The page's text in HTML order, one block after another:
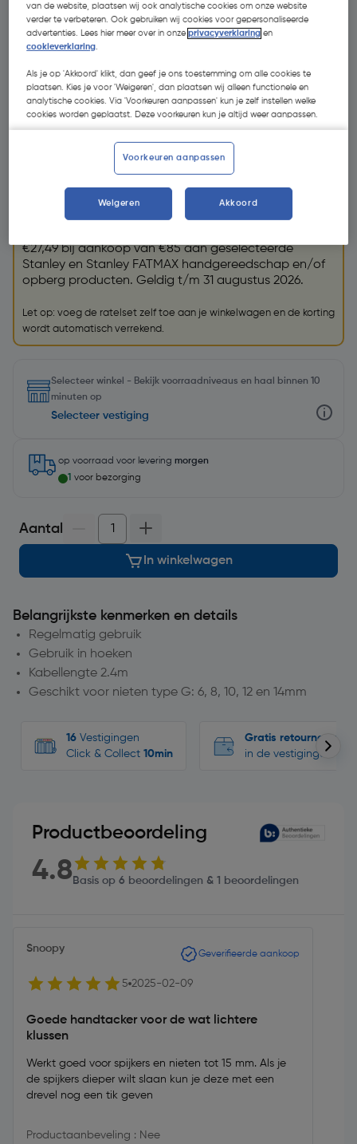
| Excl. btw € 53,10
Promoties
GRATIS ratelset
€27,49 bij aankoop van €85 aan geselecteerde
Stanley en Stanley FATMAX handgereedschap en/of
opberg producten. Geldig t/m 31 augustus 2026.
Let op: voeg de ratelset zelf toe aan je winkelwagen en de korting
wordt automatisch verrekend.
Selecteer winkel - Bekijk voorraadniveaus en haal binnen 10
minuten op
Selecteer vestiging
op voorraad voor levering morgen
1 voor bezorging
Aantal
In winkelwagen
Belangrijkste kenmerken en details
Regelmatig gebruik
Gebruik in hoeken
Kabellengte 2.4m
Geschikt voor nieten type G: 6, 8, 10, 12 en 14mm
16 Vestigingen
Click & Collect 10min
Gratis retourneren
in de vestigingen
Productbeoordeling
4.8 Basis op 6 beoordelingen & 1 beoordelingen
Snoopy Geverifieerde aankoop
5 2025-02-09
Goede handtacker voor de wat lichtere
klussen
Werkt goed voor spijkers en nieten tot 15 mm. Als je
de spijkers dieper wilt slaan kun je deze met een
drevel nog een tik geven
Productaanbeveling : Nee
van de website, plaatsen wij ook analytische cookies om onze website
verder te verbeteren. Ook gebruiken wij cookies voor gepersonaliseerde
advertenties. Lees hier meer over in onzeprivacyverklaring en
cookieverklaring.
Als je op 'Akkoord' klikt, dan geef je ons toestemming om alle cookies te
plaatsen. Kies je voor 'Weigeren', dan plaatsen wij alleen functionele en
analytische cookies. Via 'Voorkeuren aanpassen' kun je zelf instellen welke
cookies worden geplaatst. Deze voorkeuren kun je altijd weer aanpassen.
Voorkeuren aanpassen
Weigeren Akkoord